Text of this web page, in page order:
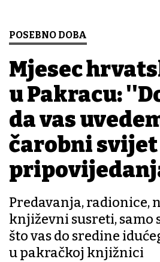
POSEBNO DOBA
Mjesec
u Pakracu:
da vas
čarobni svijet
Predavanja, radionice,
književni susreti, samo
što vas do sredine
u pakračkoj knjižnici